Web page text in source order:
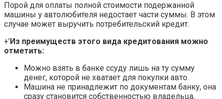
Порой для оплаты полной стоимости подержанной
машины у автолюбителя недостает части суммы. В этом
случае может выручить потребительский кредит.
+’Из преимуществ этого вида кредитования можно
отметить:
Можно взять в банке ссуду лишь на ту сумму
денег, которой не хватает для покупки авто.
Машина не принадлежит по документам банку, она
сразу становится собственностью владельца,